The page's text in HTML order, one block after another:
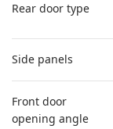
Rear door type
Side panels
Front door
opening angle